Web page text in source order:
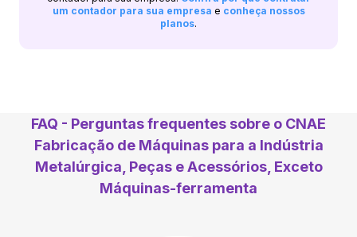
um contador para sua empresa e conheça nossos
planos.
FAQ - Perguntas frequentes sobre o CNAE
Fabricação de Máquinas para a Indústria
Metalúrgica, Peças e Acessórios, Exceto
Máquinas-ferramenta